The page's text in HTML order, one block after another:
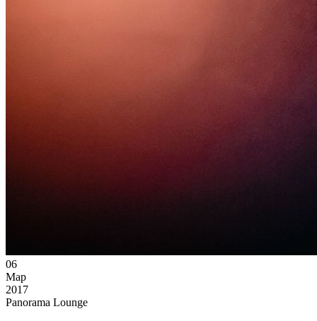
06
Мар
2017
Panorama Lounge